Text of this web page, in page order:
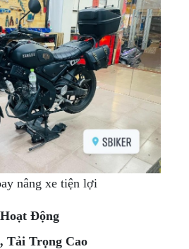
nâng xe tiện lợi
Động
Tải Trọng Cao